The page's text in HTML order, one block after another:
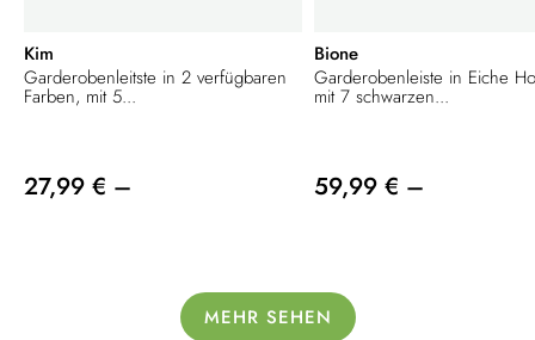
Kim
Garderobenleitste in 2 verfügbaren
Farben, mit 5...
27,99 € –
Bione
Garderobenleiste in Eiche
mit 7 schwarzen...
59,99 € –
MEHR SEHEN